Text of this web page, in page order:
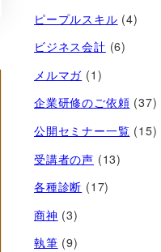
ピープルスキル (4)
ビジネス会計 (6)
メルマガ (1)
企業研修のご依頼 (37)
公開セミナー一覧 (15)
受講者の声 (13)
各種診断 (17)
商神 (3)
執筆 (9)